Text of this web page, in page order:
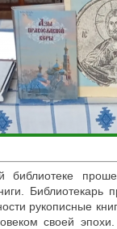
библиотеке
рукописные
своей